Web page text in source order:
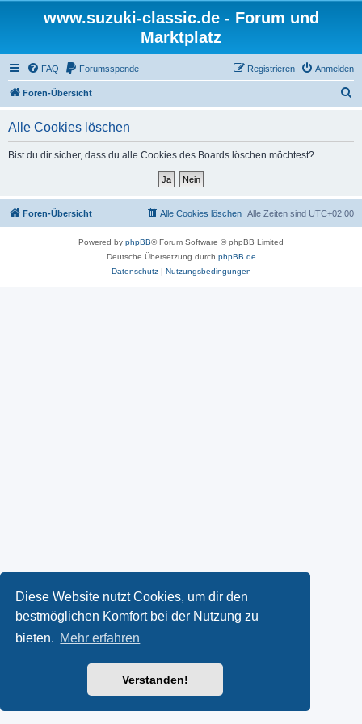
Diese Website nutzt Cookies, um dir den
bestmöglichen Komfort bei der Nutzung zu
bieten. Mehr erfahren
Verstanden!
www.suzuki-classic.de - Forum und
Marktplatz
FAQ Forumsspende Anmelden
Registrieren
Foren-Übersicht
Alle Cookies löschen
Bist du dir sicher, dass du alle Cookies des Boards löschen möchtest?
Foren-Übersicht Alle Zeiten sind UTC+02:00
Alle Cookies löschen
Powered by phpBB® Forum Software © phpBB Limited
Deutsche Übersetzung durch phpBB.de
Datenschutz| Nutzungsbedingungen